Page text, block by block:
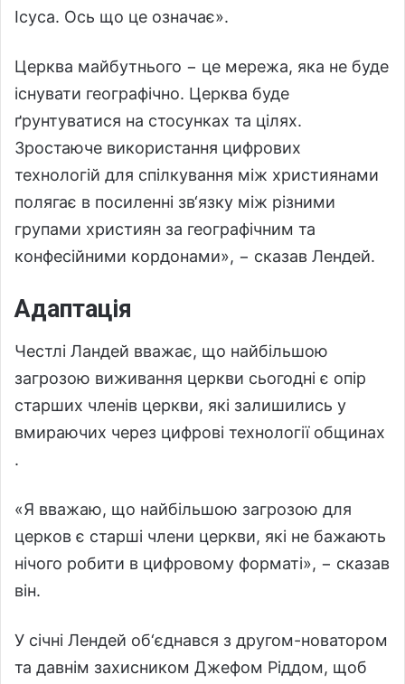
Ісуса. Ось що це означає».
Церква майбутнього − це мережа, яка не буде
існувати географічно. Церква буде
ґрунтуватися на стосунках та цілях.
Зростаюче використання цифрових
технологій для спілкування між християнами
полягає в посиленні зв‘язку між різними
групами християн за географічним та
конфесійними кордонами», − сказав Лендей.
Адаптація
Честлі Ландей вважає, що найбільшою
загрозою виживання церкви сьогодні є опір
старших членів церкви, які залишились у
вмираючих через цифрові технології общинах
.
«Я вважаю, що найбільшою загрозою для
церков є старші члени церкви, які не бажають
нічого робити в цифровому форматі», − сказав
він.
У січні Лендей об‘єднався з другом-новатором
та давнім захисником Джефом Ріддом, щоб